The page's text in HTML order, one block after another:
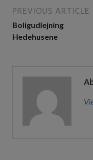
PREVIOUS ARTICLE
Boligudlejning
Hedehusene